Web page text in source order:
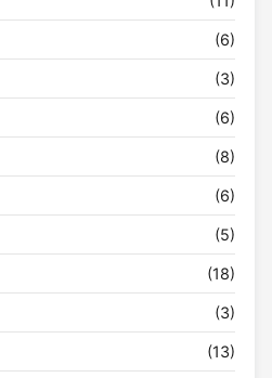
(6)
(3)
(6)
(8)
(6)
(5)
(18)
(3)
(13)